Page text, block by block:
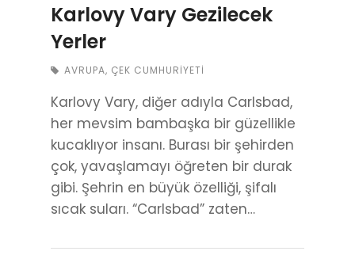
Karlovy Vary Gezilecek
Yerler
AVRUPA, ÇEK CUMHURIYETI
Karlovy Vary, diğer adıyla Carlsbad,
her mevsim bambaşka bir güzellikle
kucaklıyor insanı. Burası bir şehirden
çok, yavaşlamayı öğreten bir durak
gibi. Şehrin en büyük özelliği, şifalı
sıcak suları. “Carlsbad” zaten…